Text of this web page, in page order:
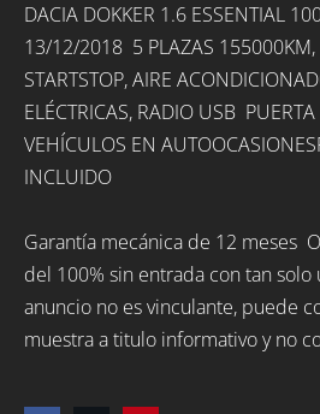
DACIA DOKKER 1.6 ESSENTIAL
13/12/2018 5 PLAZAS 155000KM,
STARTSTOP, AIRE
ELÉCTRICAS, RADIO USB
VEHÍCULOS EN
INCLUIDO
Garantía mecánica de 12 meses
del 100% sin entrada con tan solo
anuncio no es vinculante, puede
muestra a titulo informativo y no